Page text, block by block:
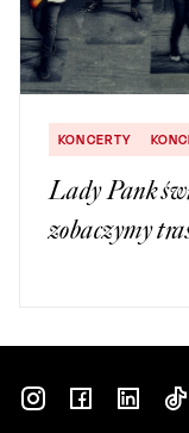
KONCERTY
Lady Pank
zobaczymy